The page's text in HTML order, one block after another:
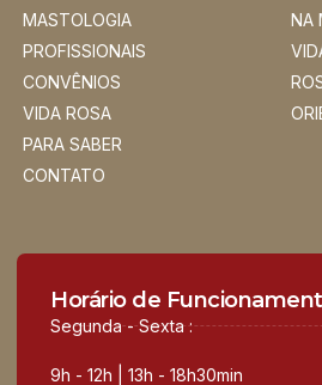
MASTOLOGIA
PROFISSIONAIS
CONVÊNIOS
VIDA ROSA
PARA SABER
CONTATO
NA
Horário de
Segunda - Sexta :
9h - 12h | 13h - 18h30min